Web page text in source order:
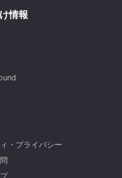
情報
・プライバシー